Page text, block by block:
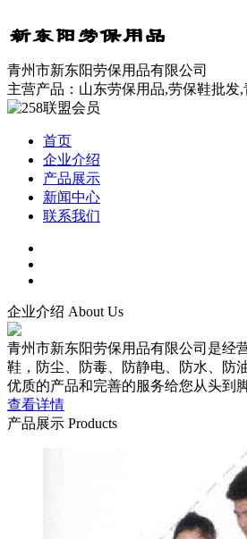
青州市新东阳劳保用品有限公司
主营产品：山东劳保用品,劳保鞋批
首页
企业介绍
产品展示
新闻中心
联系我们
企业介绍 About Us
青州市新东阳劳保用品有限公司是经
鞋，防尘、防毒、防静电、防水、防
优质的产品和完善的服务给您从头到
查看详情
产品展示 Products